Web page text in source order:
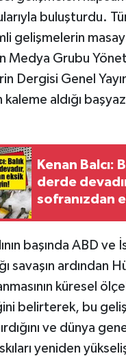
buluşturdu.
gelişmelerin masaya
Medya Grubu
Dergisi Genel
aldığı
Kenan Balcı:
derde
sofranızdan
başında ABD ve
savaşın ardından
küresel
belirterek, bu
ve dünya
yeniden